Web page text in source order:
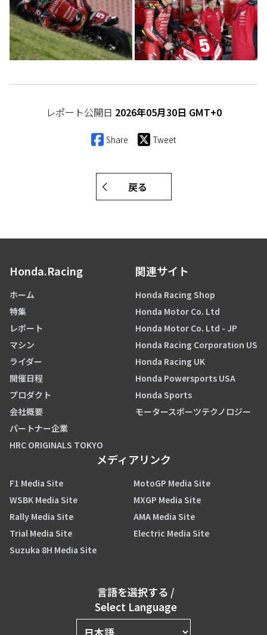
レポート公開日 2026年05月30日 GMT+0
Share Tweet
戻る
Honda.Racing
ホーム
特集
レポート
マシン
ライダー
開催日程
プロダクト
会社概要
パートナー企業
HRC ORIGINALS TOKYO
関連サイト
Honda Racing Shop
Honda Motor Co. Ltd
Honda Motor Co. Ltd - JP
Honda Racing Corporation US
Honda Racing UK
Honda Powersports USA
Honda Sports
モータースポーツテクノロジー
メディアリンク
F1 Media Site
MotoGP Media Site
WSBK Media Site
MXGP Media Site
Rally Media Site
AMA Media Site
Trial Media Site
Electric Media Site
Suzuka 8H Media Site
言語を選択する /
Select Language